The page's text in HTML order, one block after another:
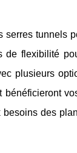
tunnels
de flexibilité
plusieurs
des